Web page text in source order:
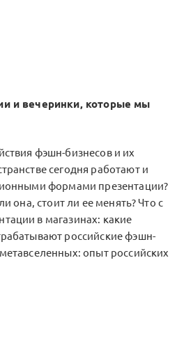
и вечеринки, которые мы
фэшн-бизнесов и их
сегодня работают и
формами презентации?
она, стоит ли ее менять? Что с
в магазинах: какие
российские фэшн-
опыт российских